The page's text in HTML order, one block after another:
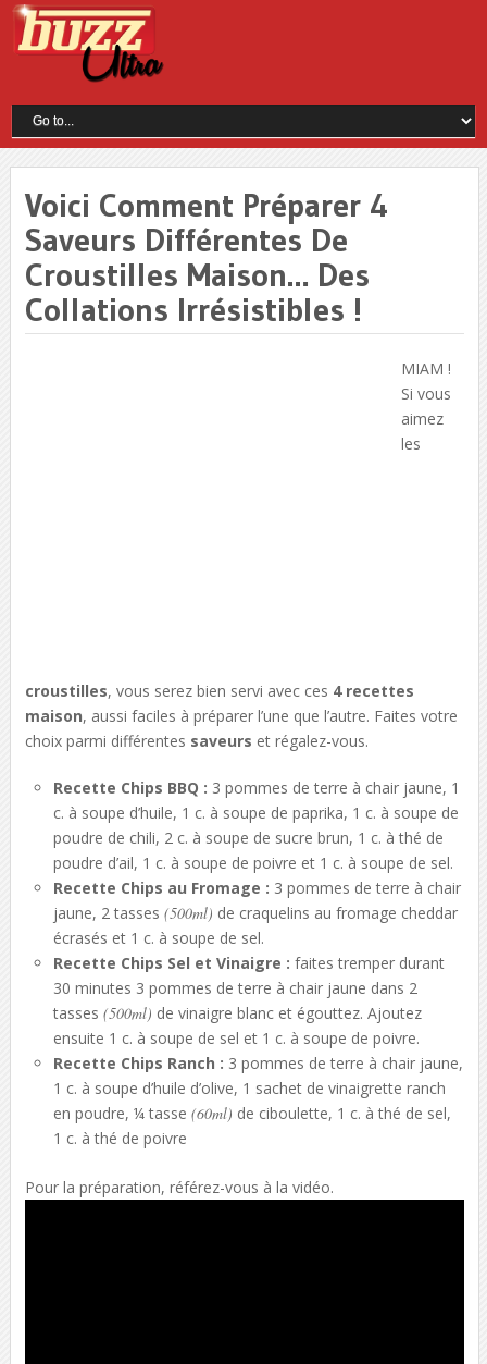
Voici Comment Préparer 4
Saveurs Différentes De
Croustilles Maison… Des
Collations Irrésistibles !
MIAM !
Si vous
aimez
les
croustilles, vous serez bien servi avec ces 4 recettes
maison, aussi faciles à préparer l’une que l’autre. Faites votre
choix parmi différentes saveurs et régalez-vous.
Recette Chips BBQ : 3 pommes de terre à chair jaune, 1
c. à soupe d’huile, 1 c. à soupe de paprika, 1 c. à soupe de
poudre de chili, 2 c. à soupe de sucre brun, 1 c. à thé de
poudre d’ail, 1 c. à soupe de poivre et 1 c. à soupe de sel.
Recette Chips au Fromage : 3 pommes de terre à chair
jaune, 2 tasses(500ml) de craquelins au fromage cheddar
écrasés et 1 c. à soupe de sel.
Recette Chips Sel et Vinaigre : faites tremper durant
30 minutes 3 pommes de terre à chair jaune dans 2
tasses(500ml) de vinaigre blanc et égouttez. Ajoutez
ensuite 1 c. à soupe de sel et 1 c. à soupe de poivre.
Recette Chips Ranch : 3 pommes de terre à chair jaune,
1 c. à soupe d’huile d’olive, 1 sachet de vinaigrette ranch
en poudre, ¼ tasse(60ml) de ciboulette, 1 c. à thé de sel,
1 c. à thé de poivre
Pour la préparation, référez-vous à la vidéo.